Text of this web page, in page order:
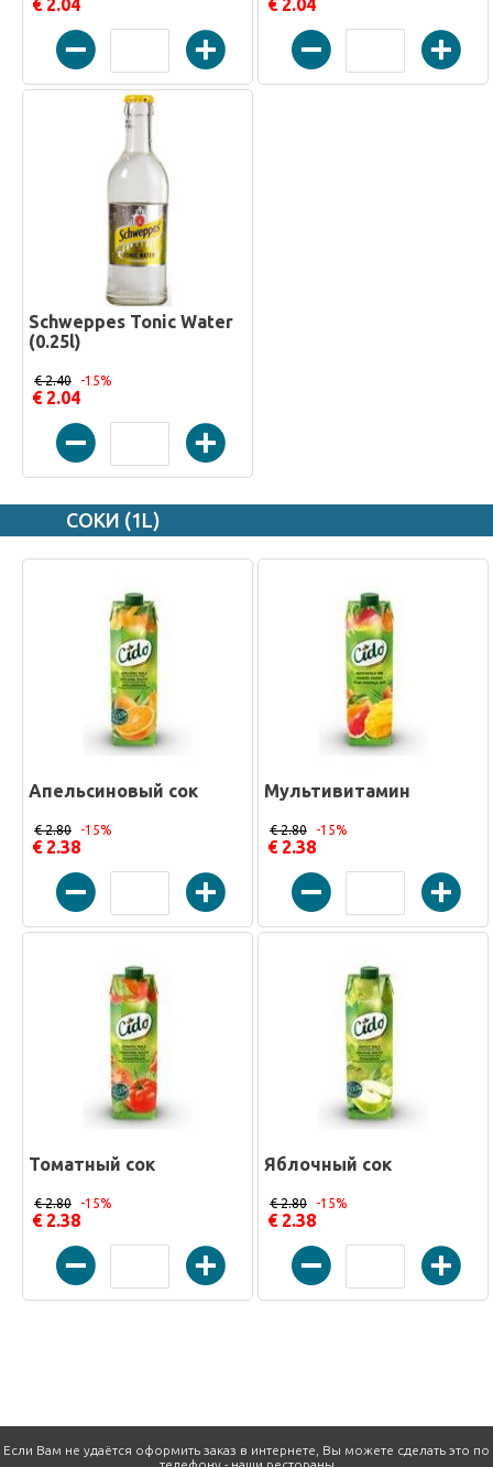
€ 2.04 € 2.04
Schweppes Tonic Water
(0.25l)
€ 2.04
€ 2.40 -15%
СОКИ (1L)
Апельсиновый сок
€ 2.38
€ 2.80 -15%
Мультивитамин
€ 2.38
€ 2.80 -15%
Томатный сок
€ 2.38
€ 2.80 -15%
Яблочный сок
€ 2.38
€ 2.80 -15%
Если Вам не удаётся оформить заказ в интернете, Вы можете сделать это по